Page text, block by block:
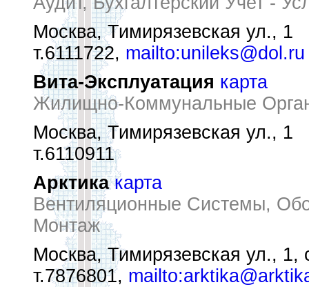
Москва, Тимирязевская ул., 1
т.6111722, mailto:unileks@dol.ru
Вита-Эксплуатация карта
Жилищно-Коммунальные
Москва, Тимирязевская ул., 1
т.6110911
Арктика карта
Вентиляционные Системы,
Монтаж
Москва, Тимирязевская ул., 1,
т.7876801,